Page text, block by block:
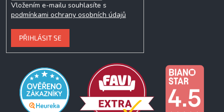
Vložením e-mailu souhlasíte s
podmínkami ochrany osobních údajů
PŘIHLÁSIT SE